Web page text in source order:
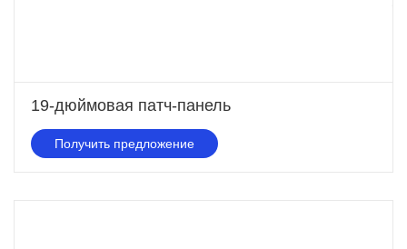
19-дюймовая патч-панель
Получить предложение